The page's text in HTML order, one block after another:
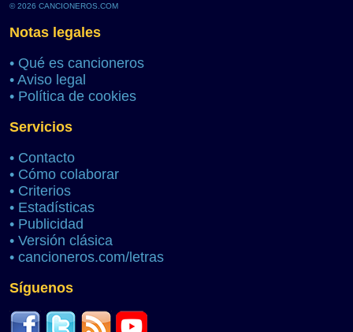
© 2026 CANCIONEROS.COM
Notas legales
• Qué es cancioneros
• Aviso legal
• Política de cookies
Servicios
• Contacto
• Cómo colaborar
• Criterios
• Estadísticas
• Publicidad
• Versión clásica
• cancioneros.com/letras
Síguenos